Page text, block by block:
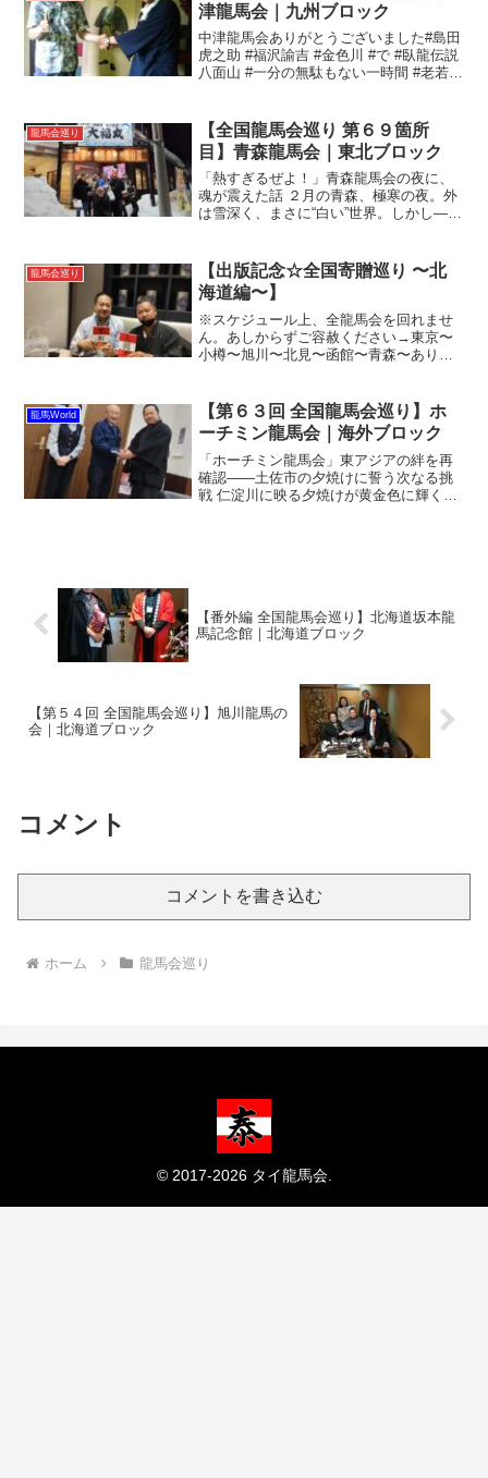
津龍馬会｜九州ブロック
中津龍馬会ありがとうございました#島田
虎之助 #福沢諭吉 #金色川 #で #臥龍伝説
八面山 #一分の無駄もない一時間 #老若男
龍馬会巡り
【全国龍馬会巡り 第６９箇所
目】青森龍馬会｜東北ブロック
「熱すぎるぜよ！」青森龍馬会の夜に、
魂が震えた話 ２月の青森、極寒の夜。外
は雪深く、まさに“白い”世界。しかし——
龍馬を愛する者たちが集い、語り合う
場。しかし、ただの“...
龍馬会巡り
【出版記念☆全国寄贈巡り 〜北
海道編〜】
※スケジュール上、全龍馬会を回れませ
ん。あしからずご容赦ください→東京〜
小樽〜旭川〜北見〜函館〜青森〜ありが
目 #小樽龍馬会 #旭川龍馬の会 #北見まち
づくり龍...
龍馬World
【第６３回 全国龍馬会巡り】ホ
ーチミン龍馬会｜海外ブロック
「ホーチミン龍馬会」東アジアの絆を再
確認――土佐市の夕焼けに誓う次なる挑
戦 仁淀川に映る夕焼けが黄金色に輝く
【番外編 全国龍馬会巡り】北海道坂本龍
馬記念館｜北海道ブロック
【第５４回 全国龍馬会巡り】旭川龍馬の
会｜北海道ブロック
コメント
コメントを書き込む
ホーム 龍馬会巡り
© 2017-2026 タイ龍馬会.